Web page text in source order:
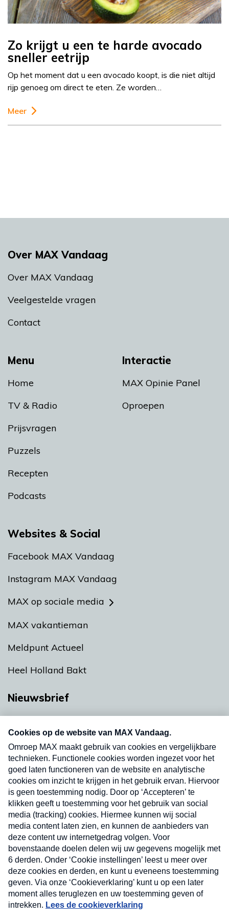
Zo krijgt u een te harde avocado
sneller eetrijp
Op het moment dat u een avocado koopt, is die niet altijd
rijp genoeg om direct te eten. Ze worden…
Meer
Menu
Home
TV & Radio
Prijsvragen
Puzzels
Recepten
Podcasts
Interactie
MAX Opinie Panel
Oproepen
Over MAX Vandaag
Over MAX Vandaag
Veelgestelde vragen
Contact
Websites & Social
Facebook MAX Vandaag
Instagram MAX Vandaag
MAX op sociale media
MAX vakantieman
Meldpunt Actueel
Heel Holland Bakt
Nieuwsbrief
Neem hier een gratis abonnement op onze
nieuwsbrief. Elke vrijdag- en dinsdagochtend in
uw mailbox.
Verzend
Nieuwsbrief
Neem hier een gratis abonnement op onze
nieuwsbrief. Elke vrijdag- en dinsdagochtend in uw